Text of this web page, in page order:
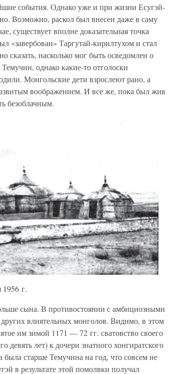
события. Однако уже и при жизни Есугэй-
Возможно, раскол был внесен даже в саму
существует вполне доказательная точка
«завербован» Таргутай-кирилтухом и стал
насколько мог быть осведомлен о
однако какие-то отголоски
Монгольские дети взрослеют рано, а
воображением. И все же, пока был жив
безоблачным.
г.
сына. В противостоянии с амбициозными
влиятельных монголов. Видимо, в этом
им зимой 1171 — 72 гг. сватовство своего
лет) к дочери знатного хонгиратского
старше Темучина на год, что совсем не
в результате этой помолвки получал